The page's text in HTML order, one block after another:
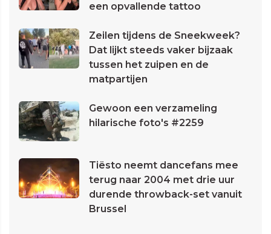
een opvallende tattoo
Zeilen tijdens de Sneekweek?
Dat lijkt steeds vaker bijzaak
tussen het zuipen en de
matpartijen
Gewoon een verzameling
hilarische foto's #2259
Tiësto neemt dancefans mee
terug naar 2004 met drie uur
durende throwback-set vanuit
Brussel